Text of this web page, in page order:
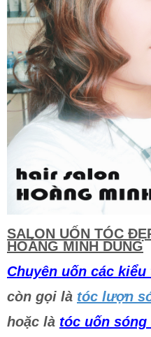
SALON UỐN TÓC
HOÀNG MINH DUNG
Chuyên uốn các
còn gọi là tóc lượn
hoặc là tóc uốn sóng